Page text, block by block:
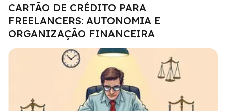
CARTÃO DE CRÉDITO PARA
FREELANCERS: AUTONOMIA E
ORGANIZAÇÃO FINANCEIRA